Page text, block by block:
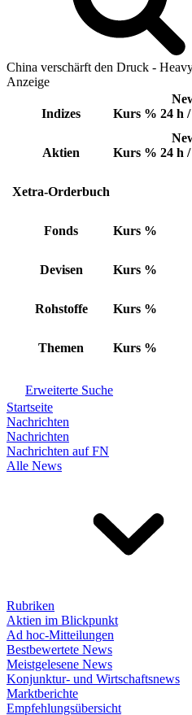
China verschärft den Druck -
Anzeige
Indizes Kurs % 24 h
Aktien Kurs % 24 h
Xetra-Orderbuch
Fonds Kurs %
Devisen Kurs %
Rohstoffe Kurs %
Themen Kurs %
Erweiterte Suche
Startseite
Nachrichten
Nachrichten
Nachrichten auf FN
Alle News
Rubriken
Aktien im Blickpunkt
Ad hoc-Mitteilungen
Bestbewertete News
Meistgelesene News
Konjunktur- und Wirtschaftsnews
Marktberichte
Empfehlungsübersicht